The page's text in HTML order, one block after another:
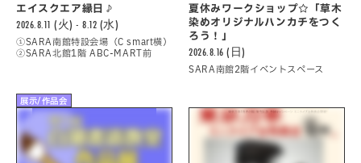
エイスクエア縁日♪
2026.8.11 (火) - 8.12 (水)
①SARA南館特設会場（C smart横）
②SARA北館1階 ABC-MART前
夏休みワークショップ☆「草木
染めオリジナルハンカチをつく
ろう！」
2026.8.16 (日)
SARA南館2階イベントスペース
展示/作品会